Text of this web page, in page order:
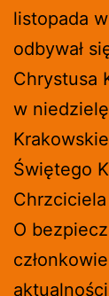
listopada
odbywał
Chrystusa
w
Świętego
O